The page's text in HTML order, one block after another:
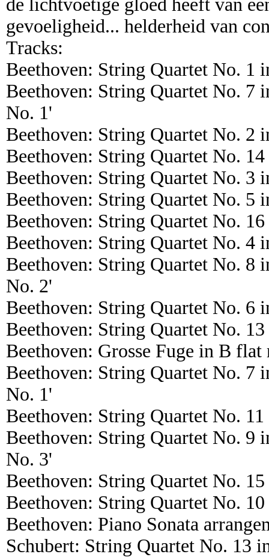
de lichtvoetige gloed heeft van
gevoeligheid... helderheid van
Tracks:
Beethoven: String Quartet No. 1
Beethoven: String Quartet No. 7
No. 1'
Beethoven: String Quartet No. 2
Beethoven: String Quartet No.
Beethoven: String Quartet No. 3
Beethoven: String Quartet No. 5
Beethoven: String Quartet No.
Beethoven: String Quartet No. 4
Beethoven: String Quartet No. 8
No. 2'
Beethoven: String Quartet No. 6
Beethoven: String Quartet No.
Beethoven: Grosse Fuge in B
Beethoven: String Quartet No. 7
No. 1'
Beethoven: String Quartet No.
Beethoven: String Quartet No. 9
No. 3'
Beethoven: String Quartet No.
Beethoven: String Quartet No.
Beethoven: Piano Sonata
Schubert: String Quartet No. 13